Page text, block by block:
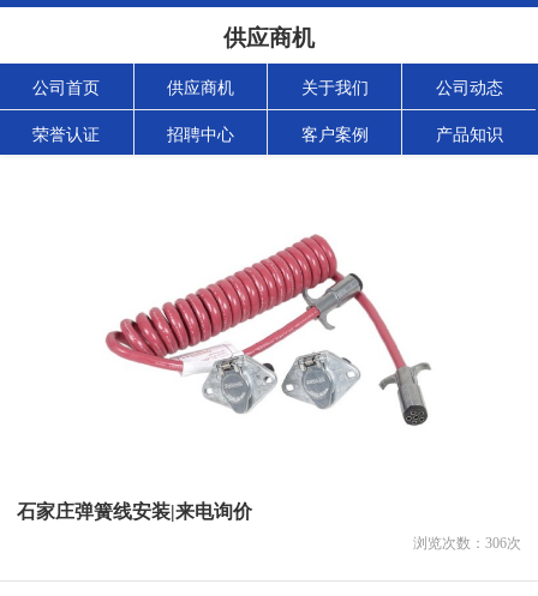
供应商机
公司首页 供应商机 关于我们 公司动态
荣誉认证 招聘中心 客户案例 产品知识
石家庄弹簧线安装|来电询价
浏览次数： 306次